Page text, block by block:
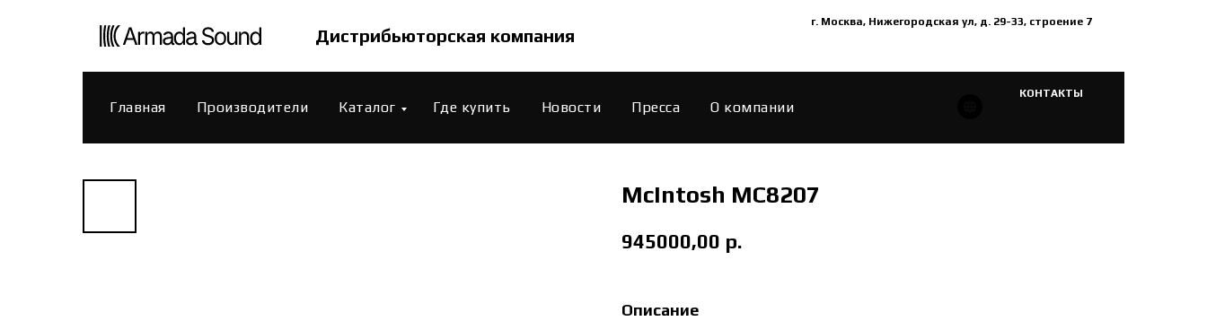
Дистрибьюторская компания
г. Москва, Нижегородская ул, д. 29-33, строение 7
Главная Производители Каталог Где купить Новости Пресса О компании
КОНТАКТЫ
McIntosh MC8207
945000,00 р.
Описание